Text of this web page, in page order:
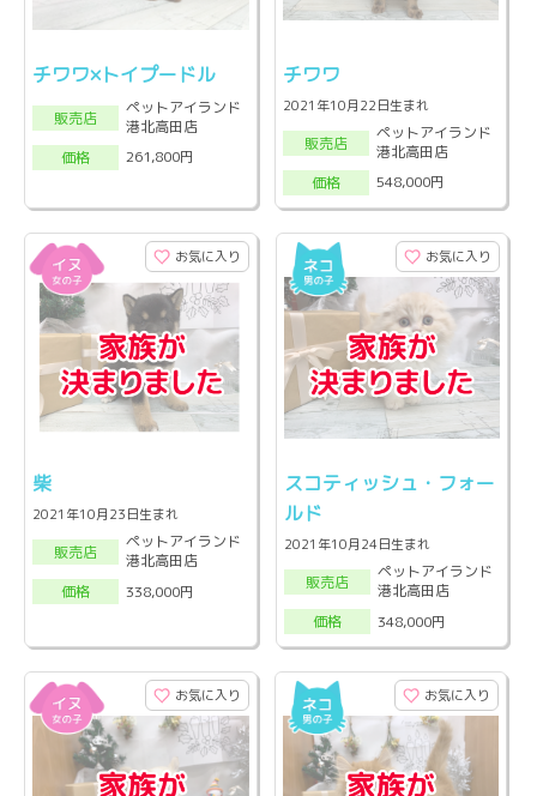
チワワ×トイプードル
販売店
ペットアイランド
港北高田店
価格
261,800円
チワワ
2021年10月22日生まれ
販売店
ペットアイランド
港北高田店
価格
548,000円
お気に入り
柴
2021年10月23日生まれ
販売店
ペットアイランド
港北高田店
価格
338,000円
お気に入り
スコティッシュ・フォー
ルド
2021年10月24日生まれ
販売店
ペットアイランド
港北高田店
価格
348,000円
お気に入り お気に入り